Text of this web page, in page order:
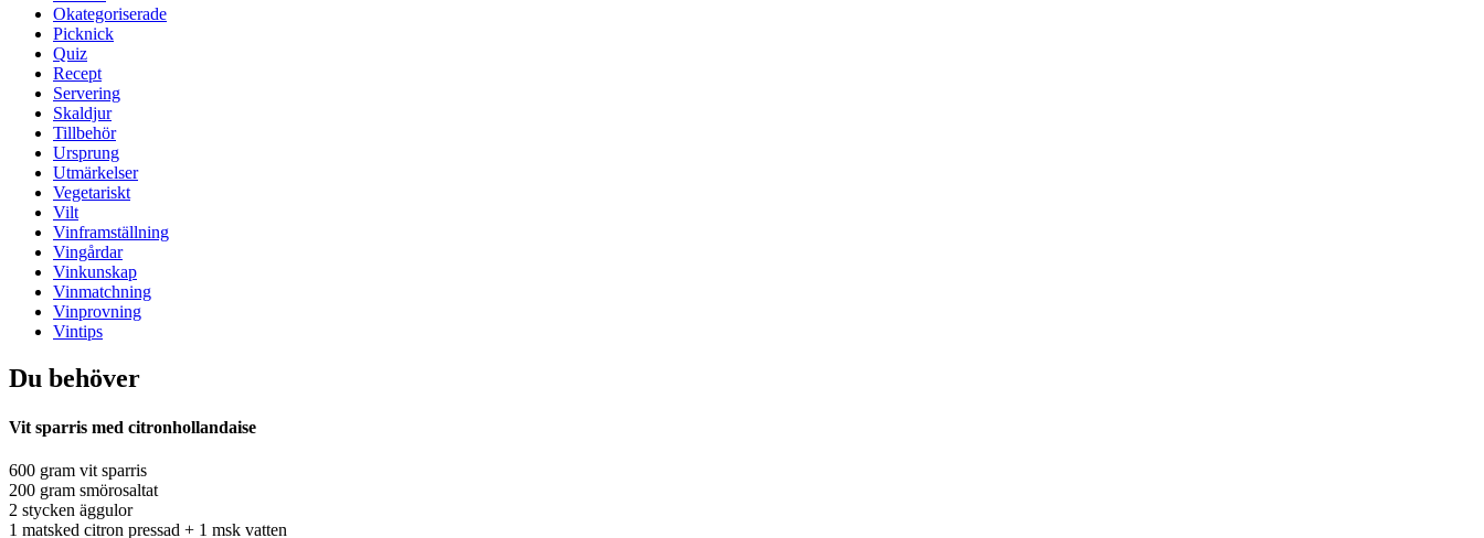
Okategoriserade
Picknick
Quiz
Recept
Servering
Skaldjur
Tillbehör
Ursprung
Utmärkelser
Vegetariskt
Vilt
Vinframställning
Vingårdar
Vinkunskap
Vinmatchning
Vinprovning
Vintips
Du behöver
Vit sparris med citronhollandaise
600 gram vit sparris
200 gram smörosaltat
2 stycken äggulor
1 matsked citron pressad + 1 msk vatten